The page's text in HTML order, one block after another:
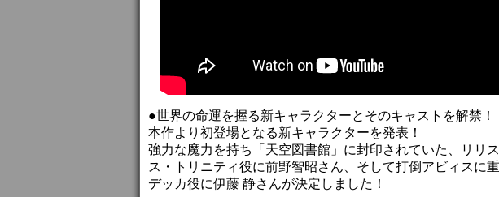
●世界の命運を握る新キャラクターとそのキャストを解禁！
本作より初登場となる新キャラクターを発表！
強力な魔力を持ち「天空図書館」に封印されていた、リリ
ス・トリニティ役に前野智昭さん、そして打倒アビィスに
デッカ役に伊藤 静さんが決定しました！